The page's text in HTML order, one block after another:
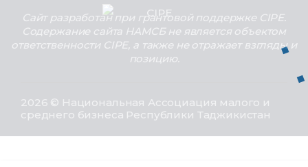
Сайт разработан при грантовой поддержке CIPE.
Содержание сайта НАМСБ не является объектом
ответственности CIPE, а также не отражает взгляды и
позицию.
2026 © Национальная Ассоциация малого и
среднего бизнеса Республики Таджикистан